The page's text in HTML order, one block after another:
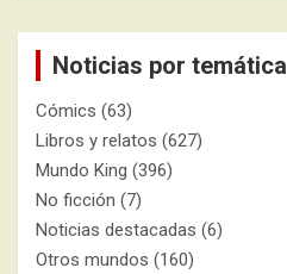
Noticias por temática
Cómics (63)
Libros y relatos (627)
Mundo King (396)
No ficción (7)
Noticias destacadas (6)
Otros mundos (160)